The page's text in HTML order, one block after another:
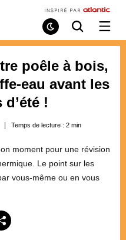
Mode
de
Recherche
/
menu
poêle à bois,
eau avant les
d’été !
Temps de lecture : 2 min
moment pour une révision
Le point sur les
vous-même ou en vous